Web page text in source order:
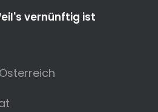
vernünftig ist